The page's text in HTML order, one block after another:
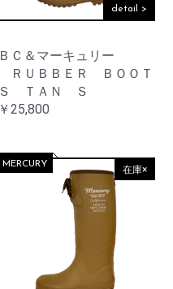
detail >
ＢＣ＆マーキュリー
ＲＵＢＢＥＲ ＢＯＯＴ
Ｓ ＴＡＮ Ｓ
￥25,800
在庫×
MERCURY